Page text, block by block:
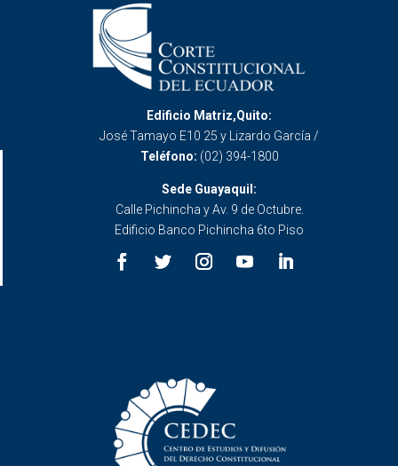
Edificio Matriz,Quito:
José Tamayo E10 25 y Lizardo García /
Teléfono: (02) 394-1800
Sede Guayaquil:
Calle Pichincha y Av. 9 de Octubre.
Edificio Banco Pichincha 6to Piso